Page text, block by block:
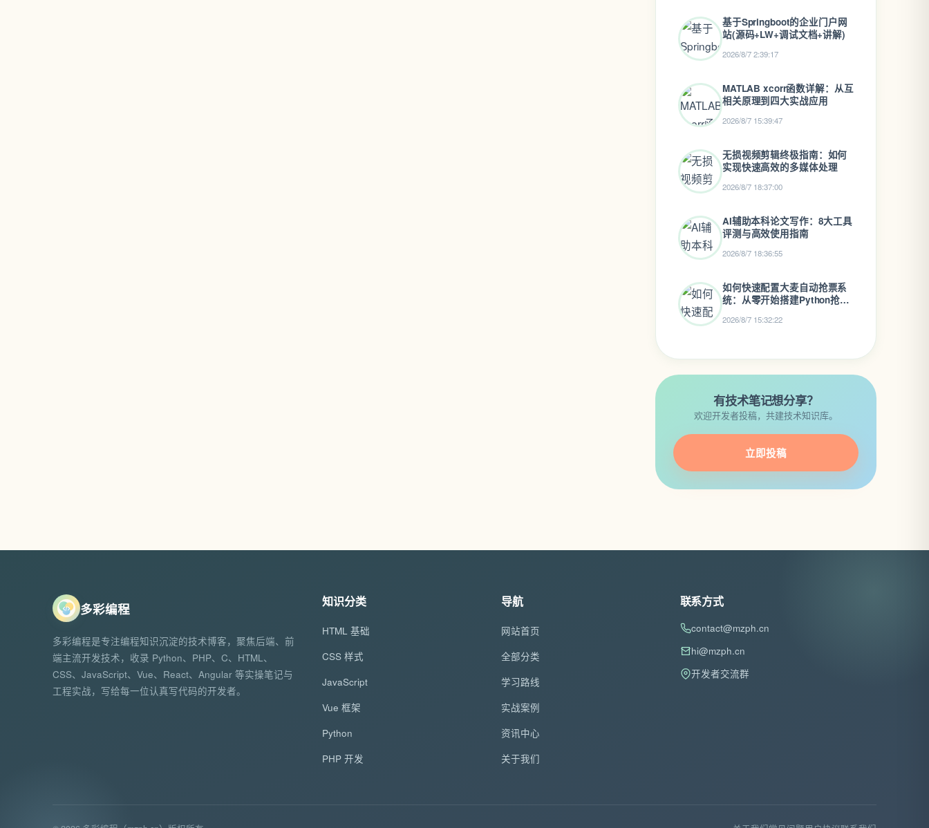
基于Springboot的企业门户网
站(源码+LW+调试文档+讲解)
2026/8/7 2:39:17
MATLAB xcorr函数详解：从互
相关原理到四大实战应用
2026/8/7 15:39:47
无损视频剪辑终极指南：如何
实现快速高效的多媒体处理
2026/8/7 18:37:00
AI辅助本科论文写作：8大工具
评测与高效使用指南
2026/8/7 18:36:55
如何快速配置大麦自动抢票系
统：从零开始搭建Python抢票
2026/8/7 15:32:22
有技术笔记想分享？
欢迎开发者投稿，共建技术知识库。
立即投稿
多彩编程
多彩编程是专注编程知识沉淀的技术博客，聚焦后端、前
端主流开发技术，收录 Python、PHP、C、HTML、
CSS、JavaScript、Vue、React、Angular 等实操笔记与
工程实战，写给每一位认真写代码的开发者。
知识分类
HTML 基础
CSS 样式
JavaScript
Vue 框架
Python
PHP 开发
导航
网站首页
全部分类
学习路线
实战案例
资讯中心
关于我们
联系方式
contact@mzph.cn
hi@mzph.cn
开发者交流群